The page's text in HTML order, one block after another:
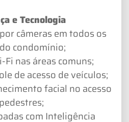
e Tecnologia
câmeras em todos os
condomínio;
Fi nas áreas comuns;
de acesso de veículos;
facial no acesso
com Inteligência